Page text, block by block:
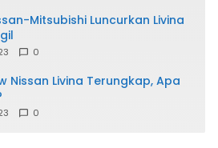
Mitsubishi Luncurkan Livina
0
Nissan Livina Terungkap, Apa
0